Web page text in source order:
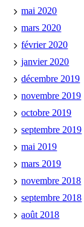
mai 2020
mars 2020
février 2020
janvier 2020
décembre 2019
novembre 2019
octobre 2019
septembre 2019
mai 2019
mars 2019
novembre 2018
septembre 2018
août 2018